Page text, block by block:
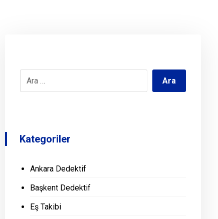
Kategoriler
Ankara Dedektif
Başkent Dedektif
Eş Takibi